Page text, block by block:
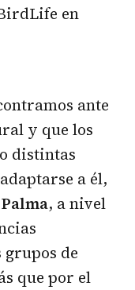
en
ante
y que los
distintas
a él,
, a nivel
de
que por el